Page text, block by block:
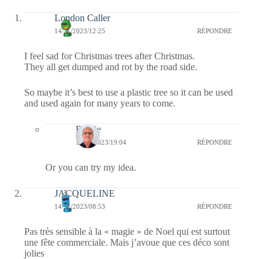
London Caller
14/11/2023/12:25 RÉPONDRE
I feel sad for Christmas trees after Christmas.
They all get dumped and rot by the road side.
So maybe it’s best to use a plastic tree so it can be used
and used again for many years to come.
Bernie
14/11/2023/19:04 RÉPONDRE
Or you can try my idea.
JACQUELINE
14/11/2023/08:53 RÉPONDRE
Pas très sensible à la « magie » de Noel qui est surtout
une fête commerciale. Mais j’avoue que ces déco sont
jolies